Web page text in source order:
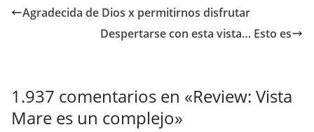
Agradecida de Dios x permitirnos disfrutar
Despertarse con esta vista… Esto es
1.937 comentarios en «Review: Vista
Mare es un complejo»